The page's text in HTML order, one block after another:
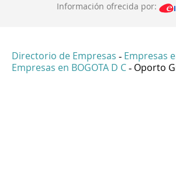
Información ofrecida por:
Directorio de Empresas - Empresas
Empresas en BOGOTA D C - Oporto